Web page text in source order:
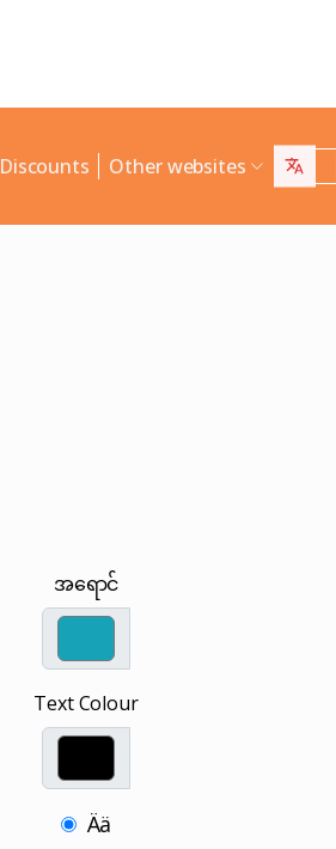
Discounts Other websites
အရောင်
Text Colour
Ää